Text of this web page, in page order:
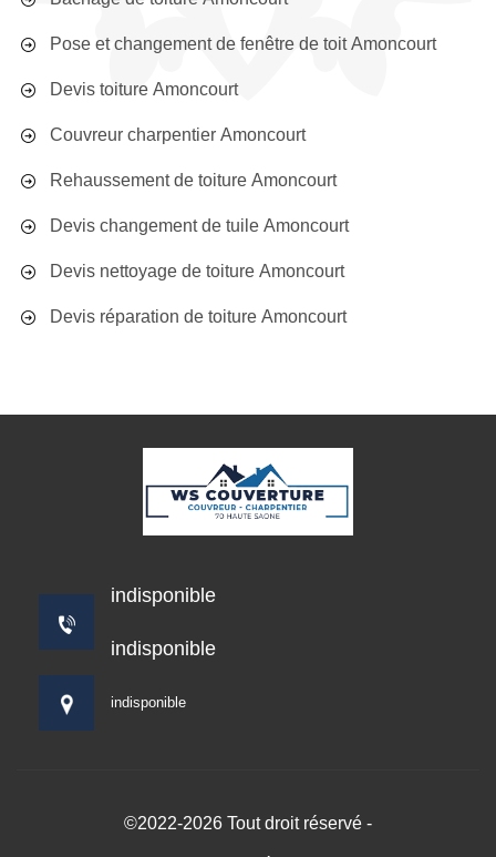
Pose et changement de fenêtre de toit Amoncourt
Devis toiture Amoncourt
Couvreur charpentier Amoncourt
Rehaussement de toiture Amoncourt
Devis changement de tuile Amoncourt
Devis nettoyage de toiture Amoncourt
Devis réparation de toiture Amoncourt
indisponible
indisponible
indisponible
©2022-2026 Tout droit réservé -